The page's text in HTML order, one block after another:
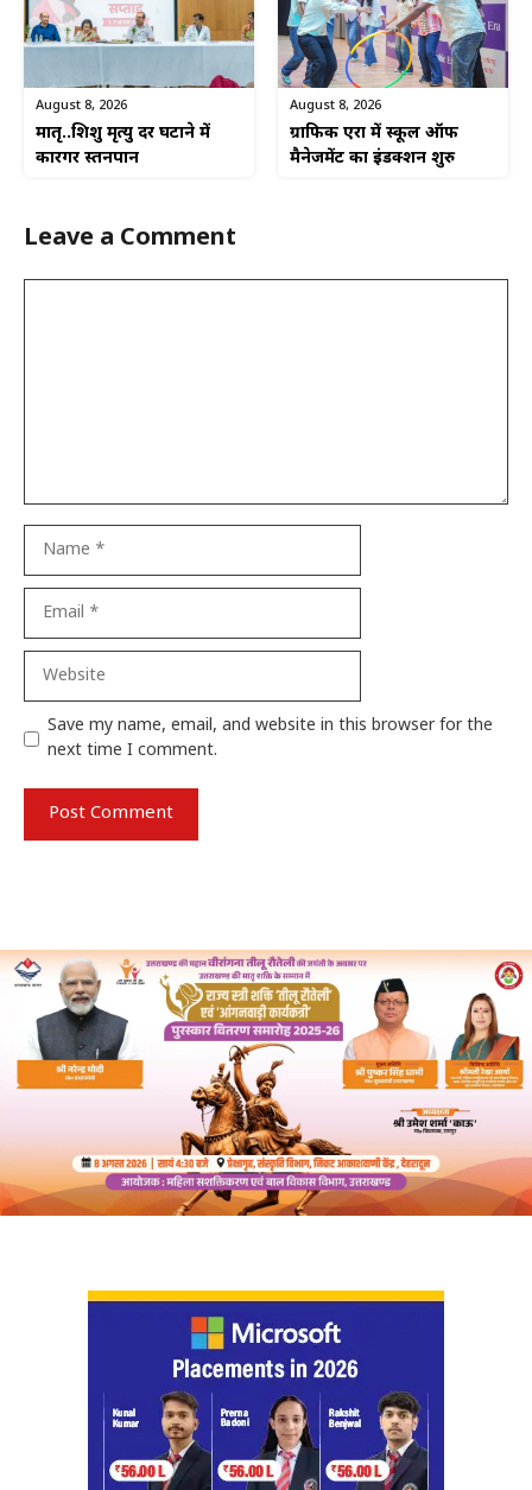
August 8, 2026
मातृ..शिशु मृत्यु दर घटाने में
कारगर स्तनपान
August 8, 2026
ग्राफिक एरा में स्कूल ऑफ
मैनेजमेंट का इंडक्शन शुरु
Leave a Comment
Website
Save my name, email, and website in this browser for the
next time I comment.